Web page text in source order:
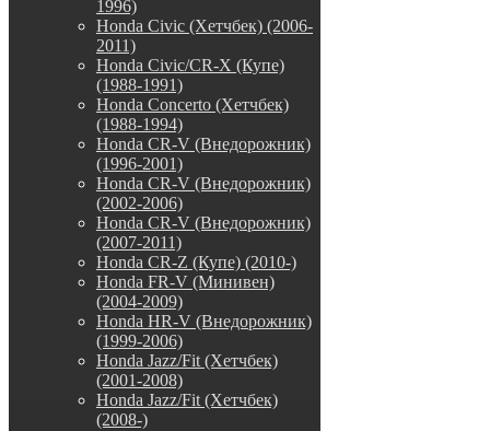
1996)
Honda Civic (Хетчбек) (2006-
2011)
Honda Civic/CR-X (Купе)
(1988-1991)
Honda Concerto (Хетчбек)
(1988-1994)
Honda CR-V (Внедорожник)
(1996-2001)
Honda CR-V (Внедорожник)
(2002-2006)
Honda CR-V (Внедорожник)
(2007-2011)
Honda CR-Z (Купе) (2010-)
Honda FR-V (Минивен)
(2004-2009)
Honda HR-V (Внедорожник)
(1999-2006)
Honda Jazz/Fit (Хетчбек)
(2001-2008)
Honda Jazz/Fit (Хетчбек)
(2008-)